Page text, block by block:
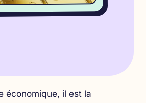
économique, il est la